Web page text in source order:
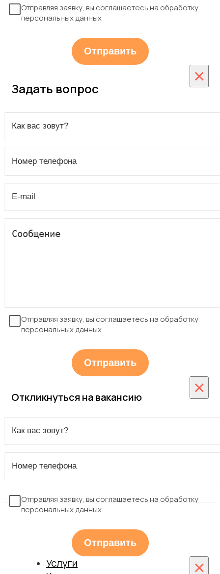
Отправляя заявку, вы соглашаетесь на обработку
персональных данных
×
Задать вопрос
Отправляя заявку, вы соглашаетесь на обработку
персональных данных
×
Откликнуться на вакансию
Отправляя заявку, вы соглашаетесь на обработку
персональных данных
×
Услуги